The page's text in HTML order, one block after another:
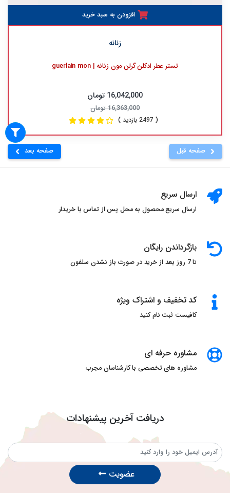
افزودن به سبد خرید
زنانه
تستر عطر ادکلن گرلن مون زنانه | guerlain mon
16,042,000 تومان
16,363,000 تومان
( 2497 بازدید )
صفحه قبل صفحه بعد
ارسال سریع
ارسال سریع محصول به محل پس از تماس با خریدار
بازگرداندن رایگان
تا 7 روز بعد از خرید در صورت باز نشدن سلفون
کد تخفیف و اشتراک ویژه
کافیست ثبت نام کنید
مشاوره حرفه ای
مشاوره های تخصصی با کارشناسان مجرب
دریافت آخرین پیشنهادات
عضویت